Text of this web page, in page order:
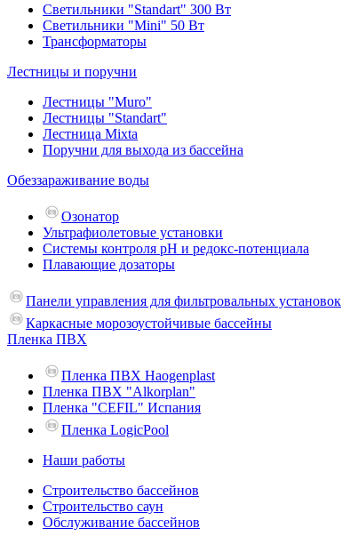
Светильники "Standart" 300 Вт
Светильники "Mini" 50 Вт
Трансформаторы
Лестницы и поручни
Лестницы "Muro"
Лестницы "Standart"
Лестница Mixta
Поручни для выхода из бассейна
Обеззараживание воды
Озонатор
Ультрафиолетовые установки
Системы контроля рН и редокс-потенциала
Плавающие дозаторы
Панели управления для фильтровальных установок
Каркасные морозоустойчивые бассейны
Пленка ПВХ
Пленка ПВХ Haogenplast
Пленка ПВХ "Alkorplan"
Пленка "CEFIL" Испания
Пленка LogicPool
Наши работы
Строительство бассейнов
Строительство саун
Обслуживание бассейнов